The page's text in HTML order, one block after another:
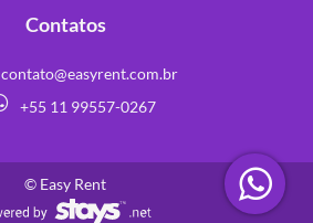
Contatos
contato@easyrent.com.br
+55 11 99557-0267
© Easy Rent